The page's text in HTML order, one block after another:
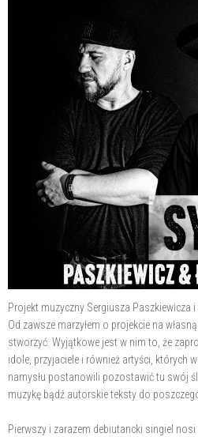
Projekt muzyczny Sergiusza
Od zawsze marzyłem o projekcie na
stworzyć. Wyjątkowe jest w nim to, że
idole, przyjaciele i również artyści, których
namysłu postanowili pozostawić tu swój
muzykę bądź autorskie teksty do
Pierwszy i zarazem debiutancki singiel nosi